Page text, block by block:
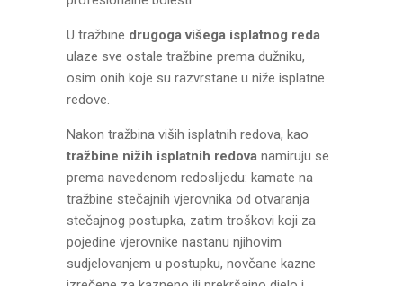
U tražbine drugoga višega isplatnog reda
ulaze sve ostale tražbine prema dužniku,
osim onih koje su razvrstane u niže isplatne
redove.
Nakon tražbina viših isplatnih redova, kao
tražbine nižih isplatnih redova namiruju se
prema navedenom redoslijedu: kamate na
tražbine stečajnih vjerovnika od otvaranja
stečajnog postupka, zatim troškovi koji za
pojedine vjerovnike nastanu njihovim
sudjelovanjem u postupku, novčane kazne